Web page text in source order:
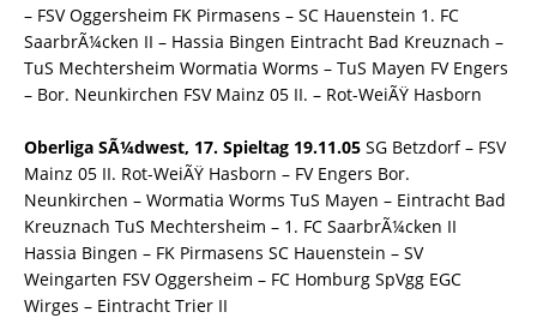
– FSV Oggersheim FK Pirmasens – SC Hauenstein 1. FC
SaarbrÃ¼cken II – Hassia Bingen Eintracht Bad Kreuznach –
TuS Mechtersheim Wormatia Worms – TuS Mayen FV Engers
– Bor. Neunkirchen FSV Mainz 05 II. – Rot-WeiÃŸ Hasborn
Oberliga SÃ¼dwest, 17. Spieltag 19.11.05 SG Betzdorf – FSV
Mainz 05 II. Rot-WeiÃŸ Hasborn – FV Engers Bor.
Neunkirchen – Wormatia Worms TuS Mayen – Eintracht Bad
Kreuznach TuS Mechtersheim – 1. FC SaarbrÃ¼cken II
Hassia Bingen – FK Pirmasens SC Hauenstein – SV
Weingarten FSV Oggersheim – FC Homburg SpVgg EGC
Wirges – Eintracht Trier II